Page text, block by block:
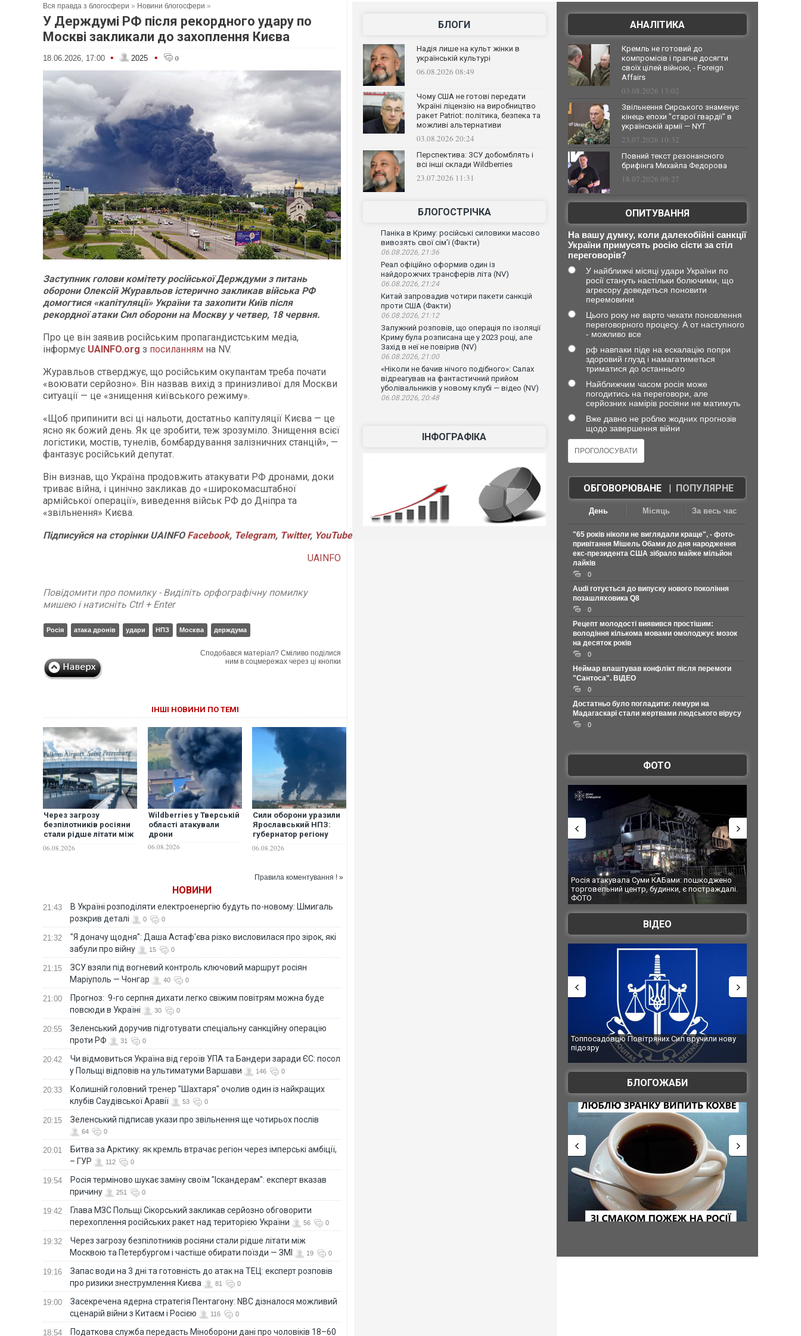
Вся правда з блогосфери » Новини блогосфери »
У Держдумі РФ після рекордного удару по
Москві закликали до захоплення Києва
18.06.2026, 17:00 • 2025 • 0
Заступник голови комітету російської Держдуми з питань
оборони Олексій Журавльов істерично закликав війська РФ
домогтися «капітуляції» України та захопити Київ після
рекордної атаки Сил оборони на Москву у четвер, 18 червня.
Про це він заявив російським пропагандистським медіа,
інформує UAINFO.org з посиланням на NV.
Журавльов стверджує, що російським окупантам треба почати
«воювати серйозно». Він назвав вихід з принизливої для Москви
ситуації — це «знищення київського режиму».
«Щоб припинити всі ці нальоти, достатньо капітуляції Києва — це
ясно як божий день. Як це зробити, теж зрозуміло. Знищення всієї
логістики, мостів, тунелів, бомбардування залізничних станцій», —
фантазує російський депутат.
Він визнав, що Україна продовжить атакувати РФ дронами, доки
триває війна, і цинічно закликав до «широкомасштабної
армійської операції», виведення військ РФ до Дніпра та
«звільнення» Києва.
ПідписуйсянасторінкиUAINFO Facebook, Telegram, Twitter, YouTube
UAINFO
Повідомити про помилку - Виділіть орфографічну помилку
мишею і натисніть Ctrl + Enter
Росія атака дронів удари НПЗ Москва держдума
Сподобався матеріал? Сміливо поділися
ним в соцмережах через ці кнопки
ІНШІ НОВИНИ ПО ТЕМІ
Через загрозу
безпілотників росіяни
стали рідше літати між
Петербургом і частіше
06.08.2026
Wildberries у Тверській
області атакували
дрони
06.08.2026
Сили оборони уразили
Ярославський НПЗ:
губернатор регіону
наймасштабнішу
06.08.2026
Правила коментування ! »
НОВИНИ
21:43
В Україні розподіляти електроенергію будуть по-новому: Шмигаль
розкрив деталі
0 0
21:32
"Я доначу щодня": Даша Астаф'єва різко висловилася про зірок, які
забули про війну
15 0
21:15
ЗСУ взяли під вогневий контроль ключовий маршрут росіян
Маріуполь — Чонгар
40 0
21:00
Прогноз: 9-го серпня дихати легко свіжим повітрям можна буде
повсюди в Україні
30 0
20:55
Зеленський доручив підготувати спеціальну санкційну операцію
проти РФ
31 0
20:42
Чи відмовиться Україна від героїв УПА та Бандери заради ЄС: посол
у Польщі відповів на ультиматуми Варшави
146 0
20:33
Колишній головний тренер "Шахтаря" очолив один із найкращих
клубів Саудівської Аравії
53 0
20:15 Зеленський підписав укази про звільнення ще чотирьох послів
64 0
20:01
Битва за Арктику: як кремль втрачає регіон через імперські амбіції,
– ГУР
112 0
19:54
Росія терміново шукає заміну своїм "Іскандерам": експерт вказав
причину
251 0
19:42
Глава МЗС Польщі Сікорський закликав серйозно обговорити
перехоплення російських ракет над територією України
56 0
19:32
Через загрозу безпілотників росіяни стали рідше літати між
Москвою та Петербургом і частіше обирати поїзди — ЗМІ
19 0
19:16
Запас води на 3 дні та готовність до атак на ТЕЦ: експерт розповів
про ризики знеструмлення Києва
81 0
19:00
Засекречена ядерна стратегія Пентагону: NBC дізналося можливий
сценарій війни з Китаєм і Росією
116 0
18:54
Податкова служба передасть Міноборони дані про чоловіків 18–60
БЛОГИ
Надія лише на культ жінки в
українській культурі
06.08.2026 08:49
Чому США не готові передати
Україні ліцензію на виробництво
ракет Patriot: політика, безпека та
можливі альтернативи
03.08.2026 20:24
Перспектива: ЗСУ добомблять і
всі інші склади Wildberries
23.07.2026 11:31
БЛОГОСТРІЧКА
Паніка в Криму: російські силовики масово
вивозять свої сім’ї (Факти)
06.08.2026, 21:36
Реал офіційно оформив один із
найдорожчих трансферів літа (NV)
06.08.2026, 21:24
Китай запровадив чотири пакети санкцій
проти США (Факти)
06.08.2026, 21:12
Залужний розповів, що операція по ізоляції
Криму була розписана ще у 2023 році, але
Захід в неї не повірив (NV)
06.08.2026, 21:00
«Ніколи не бачив нічого подібного»: Салах
відреагував на фантастичний прийом
уболівальників у новому клубі — відео (NV)
06.08.2026, 20:48
ІНФОГРАФІКА
АНАЛІТИКА
Кремль не готовий до
компромісів і прагне досягти
своїх цілей війною, - Foreign
Affairs
03.08.2026 13:02
Звільнення Сирського знаменує
кінець епохи "старої гвардії" в
українській армії — NYT
23.07.2026 10:32
Повний текст резонансного
брифінга Михайла Федорова
18.07.2026 09:27
ОПИТУВАННЯ
На вашу думку, коли далекобійні санкції
України примусять росію сісти за стіл
переговорів?
У найближчі місяці удари України по
росії стануть настільки болючими, що
агресору доведеться поновити
перемовини
Цього року не варто чекати поновлення
переговорного процесу. А от наступного
- можливо все
рф навпаки піде на ескалацію попри
здоровий глузд і намагатиметься
триматися до останнього
Найближчим часом росія може
погодитись на переговори, але
серйозних намірів росіяни не матимуть
Вже давно не роблю жодних прогнозів
щодо завершення війни
ОБГОВОРЮВАНЕ| ПОПУЛЯРНЕ
День Місяць За весь час
"65 років ніколи не виглядали краще", - фото-
привітання Мішель Обами до дня народження
екс-президента США зібрало майже мільйон
лайків
0
Audi готується до випуску нового покоління
позашляховика Q8
0
Рецепт молодості виявився простішим:
володіння кількома мовами омолоджує мозок
на десяток років
0
Неймар влаштував конфлікт після перемоги
"Сантоса". ВІДЕО
0
Достатньо було погладити: лемури на
Мадагаскарі стали жертвами людського вірусу
0
ФОТО
Росія атакувала Суми КАБами: пошкоджено
торговельний центр, будинки, є постраждалі.
Українські надзвичайники
під час ліквідації
Франції
ВІДЕО
Топпосадовцю Повітряних Сил вручили нову
Сили оборони уразили
губернатор регіону заявив
атаку. ВІДЕО
БЛОГОЖАБИ